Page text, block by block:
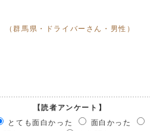
（群馬県・ドライバーさん・男性）
【読者アンケート】
とても面白かった 面白かった